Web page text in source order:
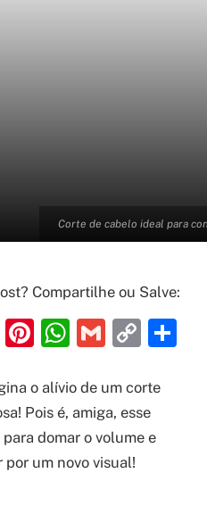
Corte de cabelo ideal para
Compartilhe ou Salve:
Facebook
Pinterest
WhatsApp
Gmail
Copy
o alívio de um corte
Pois é, amiga, esse
domar o volume e
um novo visual!